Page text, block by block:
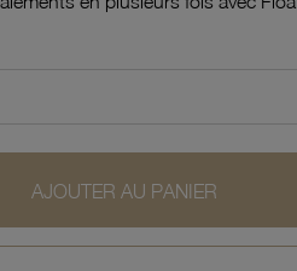
AJOUTER AU PANIER